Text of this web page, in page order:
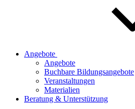
Angebote
Angebote
Buchbare Bildungsangebote
Veranstaltungen
Materialien
Beratung & Unterstützung